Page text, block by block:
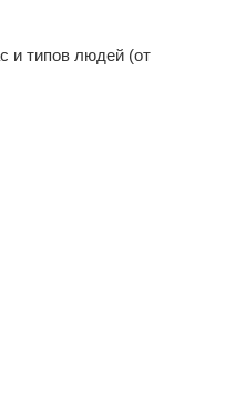
и типов людей (от